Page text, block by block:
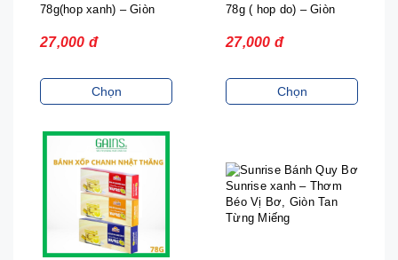
78g(hop xanh) – Giòn
Dịu Vị Chanh
27,000 đ
Chọn
78g ( hop do) – Giòn
Dịu Vị Chanh
27,000 đ
Chọn